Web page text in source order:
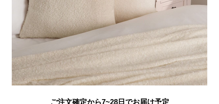
ご注文確定から7~28日でお届け予定